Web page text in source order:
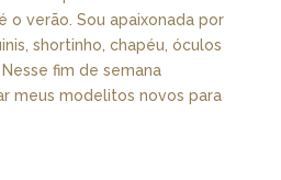
o verão. Sou apaixonada por
shortinho, chapéu, óculos
fim de semana
meus modelitos novos para